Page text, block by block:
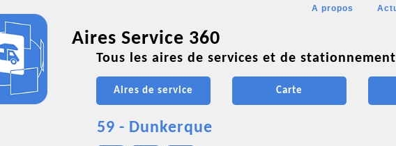
A propos
Aires Service 360
Tous les aires de services et de
Aires de service Carte
59 - Dunkerque